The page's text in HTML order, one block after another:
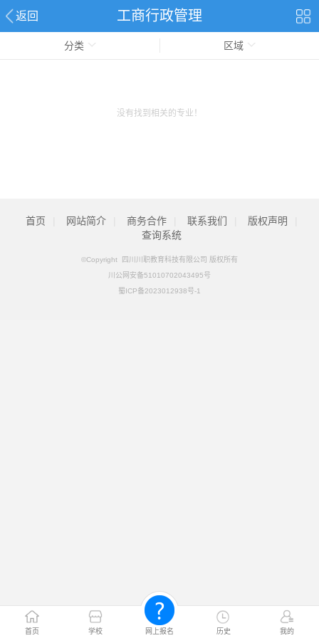
返回 工商行政管理
首页 学校 网上报名 历史 我的
分类 区域
没有找到相关的专业！
首页 网站简介 商务合作 联系我们 版权声明
查询系统
©Copyright 四川川职教育科技有限公司 版权所有
川公网安备51010702043495号
蜀ICP备2023012938号-1